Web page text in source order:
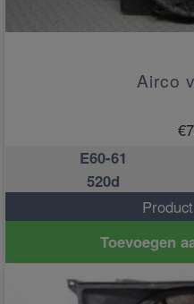
Airco
€
E60-61
520d
Toevoegen